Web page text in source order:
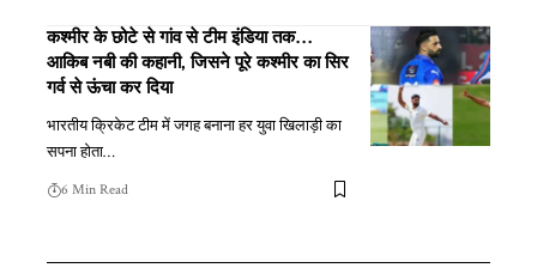
कश्मीर के छोटे से गांव से टीम इंडिया तक…
आकिब नबी की कहानी, जिसने पूरे कश्मीर का सिर
गर्व से ऊंचा कर दिया
भारतीय क्रिकेट टीम में जगह बनाना हर युवा खिलाड़ी का
सपना होता…
6 Min Read